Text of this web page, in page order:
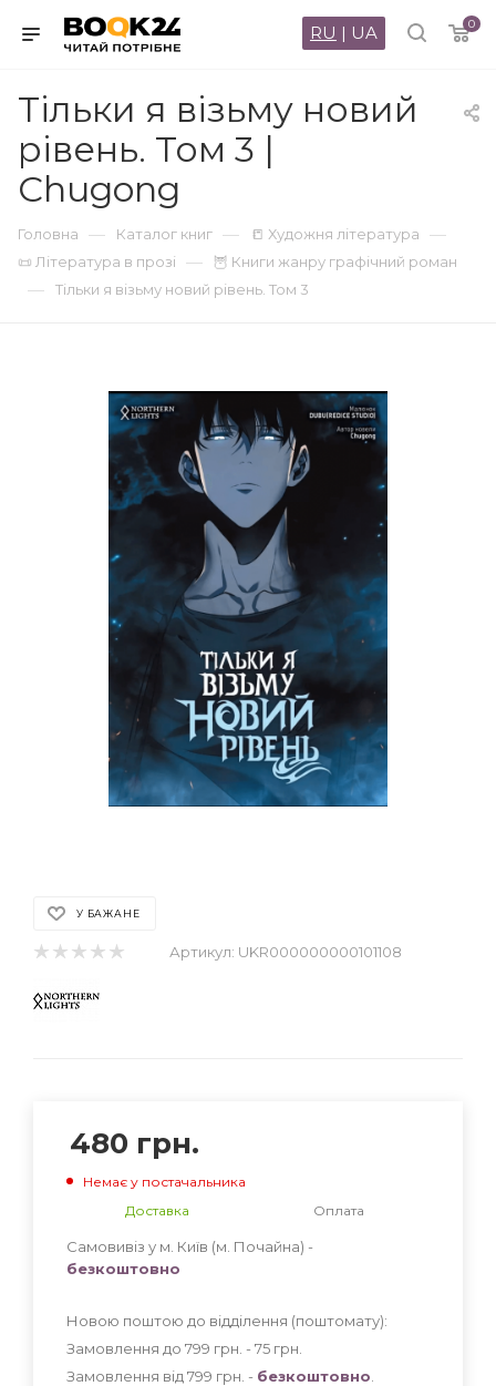
0
RU | UA
Тільки я візьму новий
рівень. Том 3 |
Chugong
Головна — Каталог книг — 📒 Художня література —
📜 Література в прозі — 🦉 Книги жанру графічний роман
— Тільки я візьму новий рівень. Том 3
У БАЖАНЕ
Артикул: UKR000000000101108
480 грн.
Немає у постачальника
Доставка
Оплата
Самовивіз у м. Київ (м. Почайна) -
безкоштовно
Новою поштою до відділення (поштомату):
Замовлення до 799 грн. - 75 грн
Замовлення від 799 грн. - безкоштовно